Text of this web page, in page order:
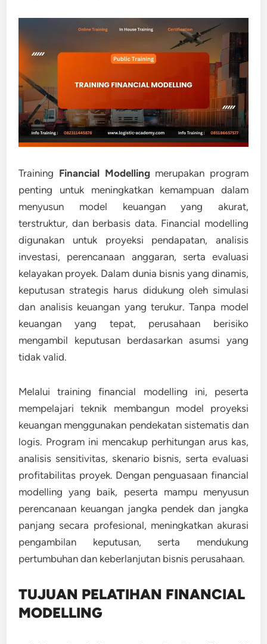
Training Financial Modellingmerupakan program
penting untuk meningkatkan kemampuan dalam
menyusun model keuangan yang akurat,
terstruktur, dan berbasis data. Financial modelling
digunakan untuk proyeksi pendapatan, analisis
investasi, perencanaan anggaran, serta evaluasi
kelayakan proyek. Dalam dunia bisnis yang dinamis,
keputusan strategis harus didukung oleh simulasi
dan analisis keuangan yang terukur. Tanpa model
keuangan yang tepat, perusahaan berisiko
mengambil keputusan berdasarkan asumsi yang
tidak valid.
Melalui training financial modelling ini, peserta
mempelajari teknik membangun model proyeksi
keuangan menggunakan pendekatan sistematis dan
logis. Program ini mencakup perhitungan arus kas,
analisis sensitivitas, skenario bisnis, serta evaluasi
profitabilitas proyek. Dengan penguasaan financial
modelling yang baik, peserta mampu menyusun
perencanaan keuangan jangka pendek dan jangka
panjang secara profesional, meningkatkan akurasi
pengambilan keputusan, serta mendukung
pertumbuhan dan keberlanjutan bisnis perusahaan.
TUJUAN PELATIHAN FINANCIAL
MODELLING